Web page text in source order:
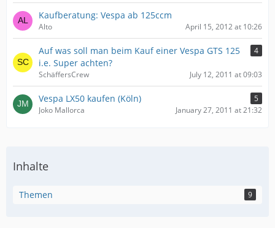
Kaufberatung: Vespa ab 125ccm
Alto April 15, 2012 at 10:26
Auf was soll man beim Kauf einer Vespa GTS 125
i.e. Super achten?
4
SchäffersCrew July 12, 2011 at 09:03
Vespa LX50 kaufen (Köln)
5
Joko Mallorca
January 27, 2011 at 21:32
Inhalte
Themen 9